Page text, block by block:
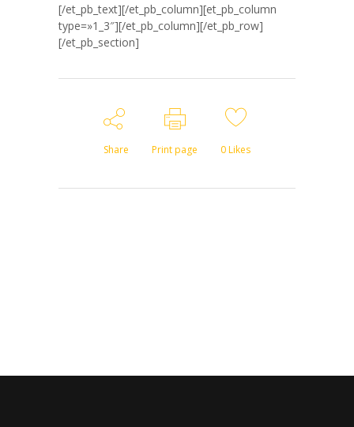
[/et_pb_text][/et_pb_column][et_pb_column
type=»1_3″][/et_pb_column][/et_pb_row]
[/et_pb_section]
Share Print page 0Likes